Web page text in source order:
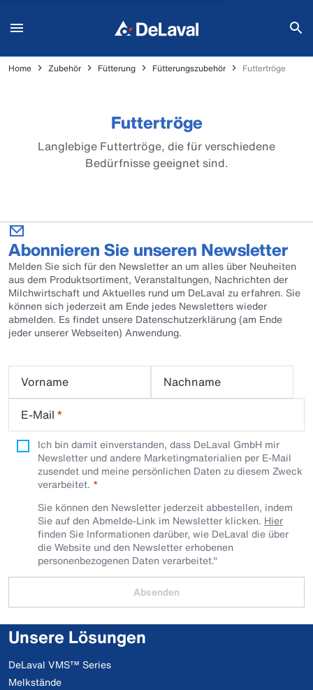
Home Zubehör Fütterung Fütterungszubehör Futtertröge
Futtertröge
Langlebige Futtertröge, die für verschiedene
Bedürfnisse geeignet sind.
Abonnieren Sie unseren Newsletter
Melden Sie sich für den Newsletter an um alles über Neuheiten
aus dem Produktsortiment, Veranstaltungen, Nachrichten der
Milchwirtschaft und Aktuelles rund um DeLaval zu erfahren. Sie
können sich jederzeit am Ende jedes Newsletters wieder
abmelden. Es findet unsere Datenschutzerklärung (am Ende
jeder unserer Webseiten) Anwendung.
Vorname
Nachname
E-Mail *
Ich bin damit einverstanden, dass DeLaval GmbH mir
Newsletter und andere Marketingmaterialien per E-Mail
zusendet und meine persönlichen Daten zu diesem Zweck
verarbeitet.
Sie können den Newsletter jederzeit abbestellen, indem
Sie auf den Abmelde-Link im Newsletter klicken. Hier
finden Sie Informationen darüber, wie DeLaval die über
die Website und den Newsletter erhobenen
personenbezogenen Daten verarbeitet."
Absenden
Unsere Lösungen
DeLaval VMS™ Series
Melkstände